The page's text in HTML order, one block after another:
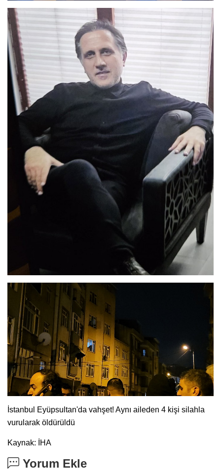
İstanbul Eyüpsultan'da vahşet! Aynı aileden 4 kişi silahla
vurularak öldürüldü
Kaynak: İHA
Yorum Ekle